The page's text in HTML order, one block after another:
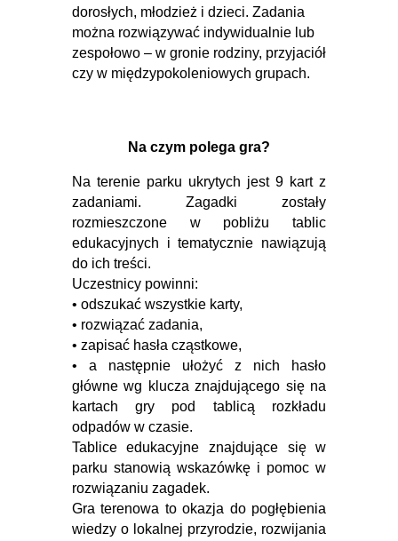
dorosłych, młodzież i dzieci. Zadania
można rozwiązywać indywidualnie lub
zespołowo – w gronie rodziny, przyjaciół
czy w międzypokoleniowych grupach.
Na czym polega gra?
Na terenie parku ukrytych jest 9 kart z
zadaniami. Zagadki zostały
rozmieszczone w pobliżu tablic
edukacyjnych i tematycznie nawiązują
do ich treści.
Uczestnicy powinni:
• odszukać wszystkie karty,
• rozwiązać zadania,
• zapisać hasła cząstkowe,
• a następnie ułożyć z nich hasło
główne wg klucza znajdującego się na
kartach gry pod tablicą rozkładu
odpadów w czasie.
Tablice edukacyjne znajdujące się w
parku stanowią wskazówkę i pomoc w
rozwiązaniu zagadek.
Gra terenowa to okazja do pogłębienia
wiedzy o lokalnej przyrodzie, rozwijania